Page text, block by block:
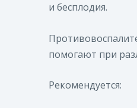
и бесплодия.
помогают при
Рекомендуется: